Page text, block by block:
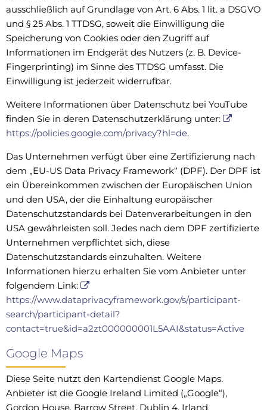
ausschließlich auf Grundlage von Art. 6 Abs. 1 lit. a DSGVO
und § 25 Abs. 1 TTDSG, soweit die Einwilligung die
Speicherung von Cookies oder den Zugriff auf
Informationen im Endgerät des Nutzers (z. B. Device-
Fingerprinting) im Sinne des TTDSG umfasst. Die
Einwilligung ist jederzeit widerrufbar.
Weitere Informationen über Datenschutz bei YouTube
finden Sie in deren Datenschutzerklärung unter:
https://policies.google.com/privacy?hl=de.
Das Unternehmen verfügt über eine Zertifizierung nach
dem „EU-US Data Privacy Framework“ (DPF). Der DPF ist
ein Übereinkommen zwischen der Europäischen Union
und den USA, der die Einhaltung europäischer
Datenschutzstandards bei Datenverarbeitungen in den
USA gewährleisten soll. Jedes nach dem DPF zertifizierte
Unternehmen verpflichtet sich, diese
Datenschutzstandards einzuhalten. Weitere
Informationen hierzu erhalten Sie vom Anbieter unter
folgendem Link:
https://www.dataprivacyframework.gov/s/participant-
search/participant-detail?
contact=true&id=a2zt000000001L5AAI&status=Active
Google Maps
Diese Seite nutzt den Kartendienst Google Maps.
Anbieter ist die Google Ireland Limited („Google“),
Gordon House, Barrow Street, Dublin 4, Irland.